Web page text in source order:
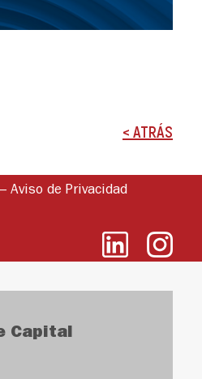
< ATRÁS
Aviso de Privacidad
Capital